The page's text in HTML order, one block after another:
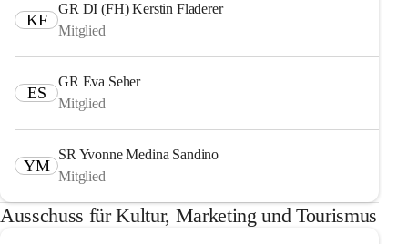
KF
GR DI (FH) Kerstin Fladerer
Mitglied
ES
GR Eva Seher
Mitglied
YM
SR Yvonne Medina Sandino
Mitglied
Ausschuss für Kultur, Marketing und Tourismus